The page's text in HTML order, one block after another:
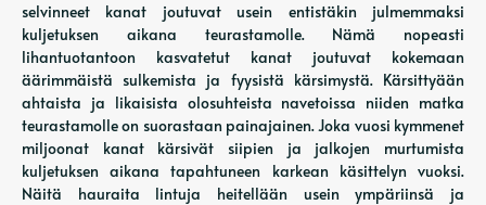
selvinneet kanat joutuvat usein entistäkin julmemmaksi
kuljetuksen aikana teurastamolle. Nämä nopeasti
lihantuotantoon kasvatetut kanat joutuvat kokemaan
äärimmäistä sulkemista ja fyysistä kärsimystä. Kärsittyään
ahtaista ja likaisista olosuhteista navetoissa niiden matka
teurastamolle on suorastaan ​​painajainen. Joka vuosi kymmenet
miljoonat kanat kärsivät siipien ja jalkojen murtumista
kuljetuksen aikana tapahtuneen karkean käsittelyn vuoksi.
Näitä hauraita lintuja heitellään usein ympäriinsä ja